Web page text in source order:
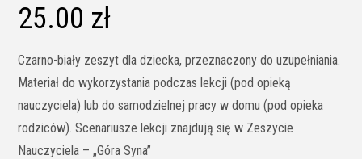
25.00 zł
Czarno-biały zeszyt dla dziecka, przeznaczony do uzupełniania.
Materiał do wykorzystania podczas lekcji (pod opieką
nauczyciela) lub do samodzielnej pracy w domu (pod opieka
rodziców). Scenariusze lekcji znajdują się w Zeszycie
Nauczyciela – „Góra Syna”